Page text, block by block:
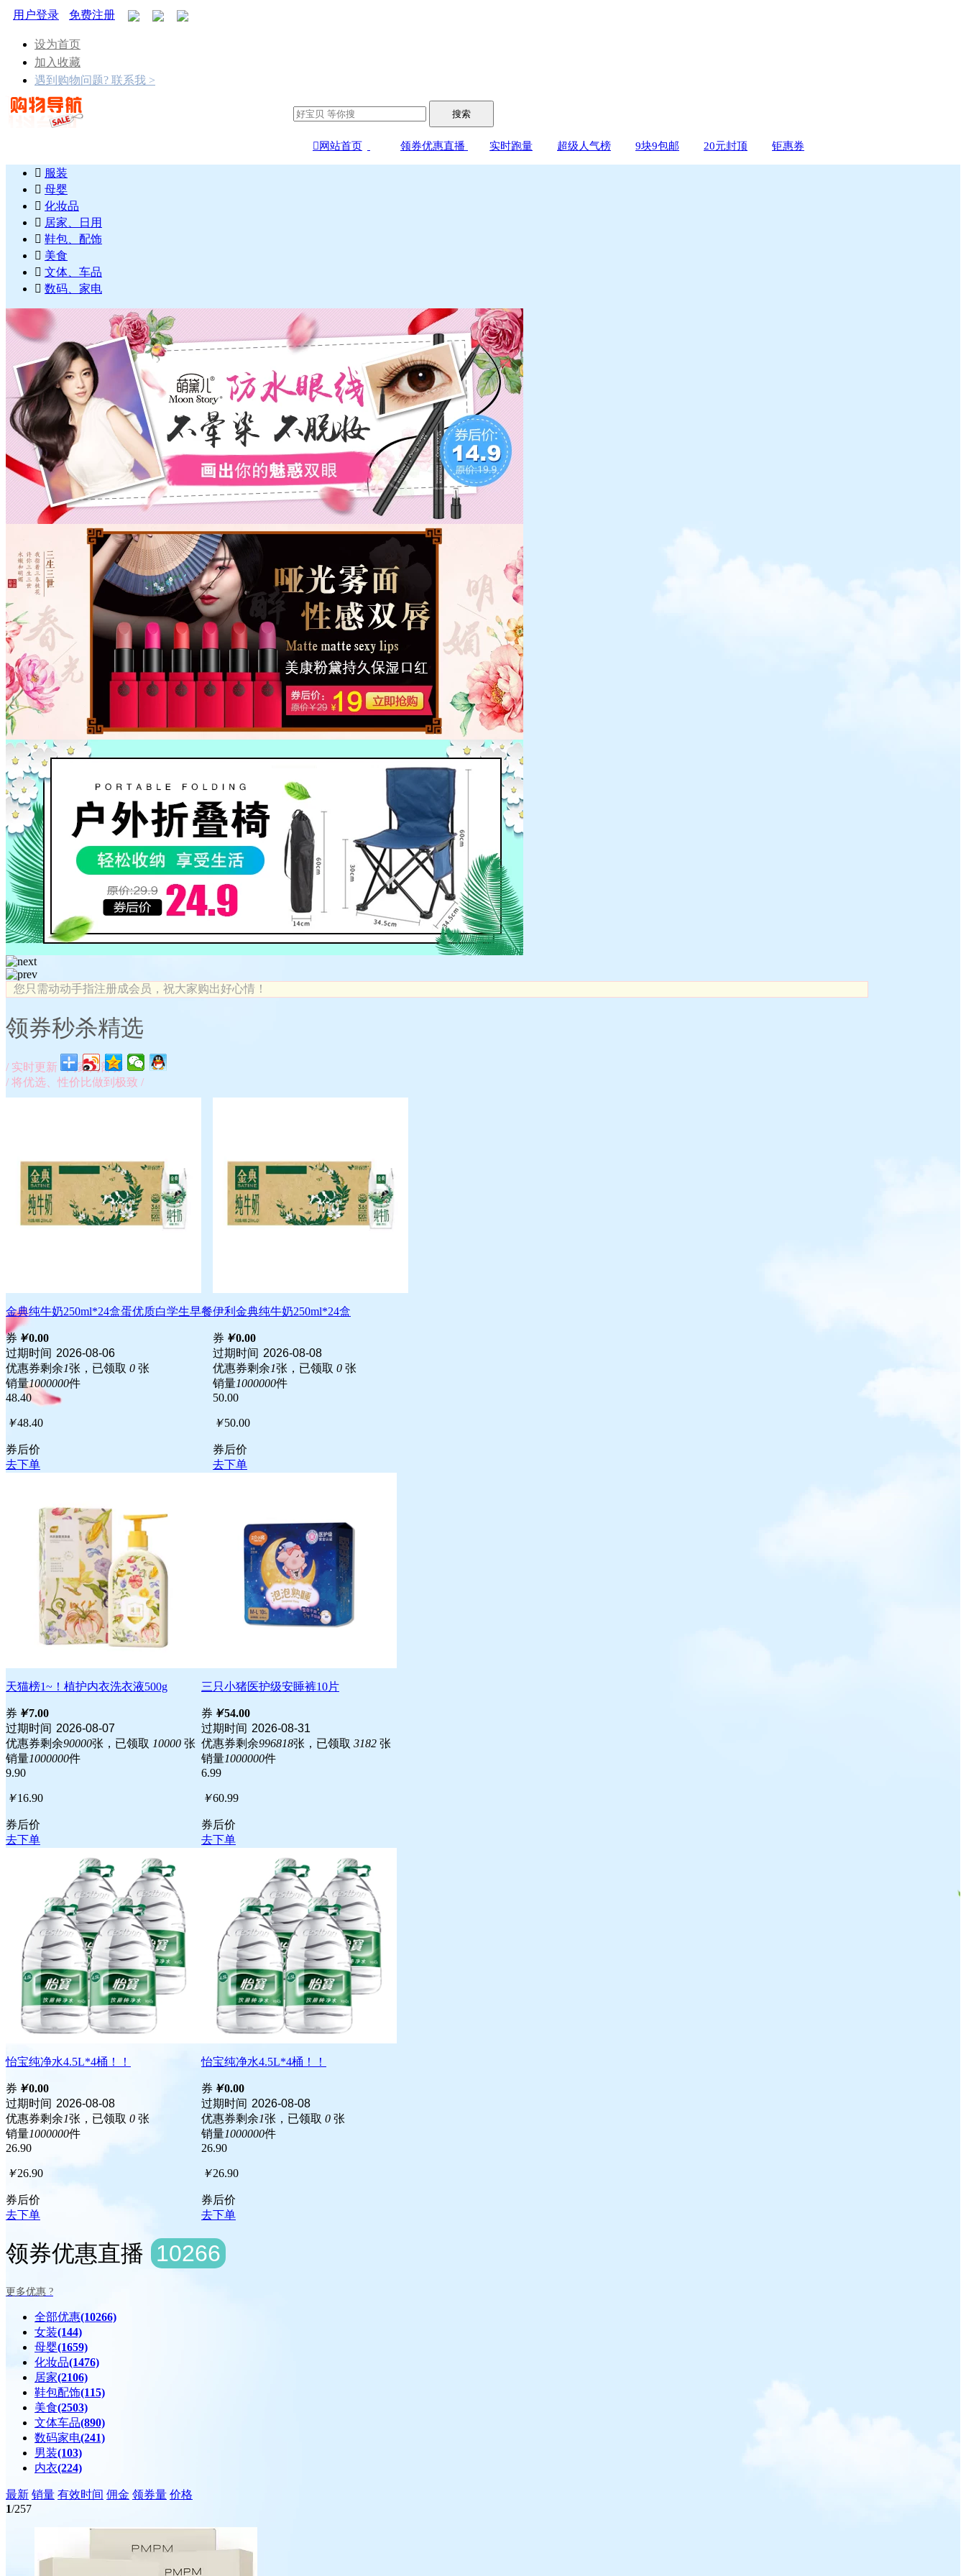
用户登录 免费注册
设为首页
加入收藏
遇到购物问题? 联系我 >
搜索
 网站首页 领券优惠直播 实时跑量 超级人气榜 9块9包邮 20元封顶 钜惠券
 服装
 母婴
 化妆品
 居家、日用
 鞋包、配饰
 美食
 文体、车品
 数码、家电
您只需动动手指注册成会员，祝大家购出好心情！
领券秒杀精选
/ 实时更新 / 商家内部券
/ 将优选、性价比做到极致 /
金典纯牛奶250ml*24盒蛋优质白学生早餐
券 ￥0.00
过期时间 2026-08-06
优惠券剩余1张，已领取 0 张
销量1000000件
48.40
￥48.40
券后价
去下单
伊利金典纯牛奶250ml*24盒
券 ￥0.00
过期时间 2026-08-08
优惠券剩余1张，已领取 0 张
销量1000000件
50.00
￥50.00
券后价
去下单
天猫榜1~！植护内衣洗衣液500g
券 ￥7.00
过期时间 2026-08-07
优惠券剩余90000张，已领取 10000 张
销量1000000件
9.90
￥16.90
券后价
去下单
三只小猪医护级安睡裤10片
券 ￥54.00
过期时间 2026-08-31
优惠券剩余996818张，已领取 3182 张
销量1000000件
6.99
￥60.99
券后价
去下单
怡宝纯净水4.5L*4桶！！
券 ￥0.00
过期时间 2026-08-08
优惠券剩余1张，已领取 0 张
销量1000000件
26.90
￥26.90
券后价
去下单
怡宝纯净水4.5L*4桶！！
券 ￥0.00
过期时间 2026-08-08
优惠券剩余1张，已领取 0 张
销量1000000件
26.90
￥26.90
券后价
去下单
领券优惠直播 10266
更多优惠 ?
全部优惠(10266)
女装(144)
母婴(1659)
化妆品(1476)
居家(2106)
鞋包配饰(115)
美食(2503)
文体车品(890)
数码家电(241)
男装(103)
内衣(224)
最新 销量 有效时间 佣金 领券量 价格
1/257